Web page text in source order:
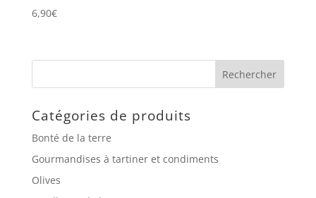
6,90€
Catégories de produits
Bonté de la terre
Gourmandises à tartiner et condiments
Olives